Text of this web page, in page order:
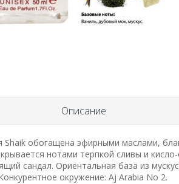
Описание
обогащена эфирными маслами,
нотами терпкой сливы и
сандал. Ориентальная база из
окружение: Aj Arabia No 2.